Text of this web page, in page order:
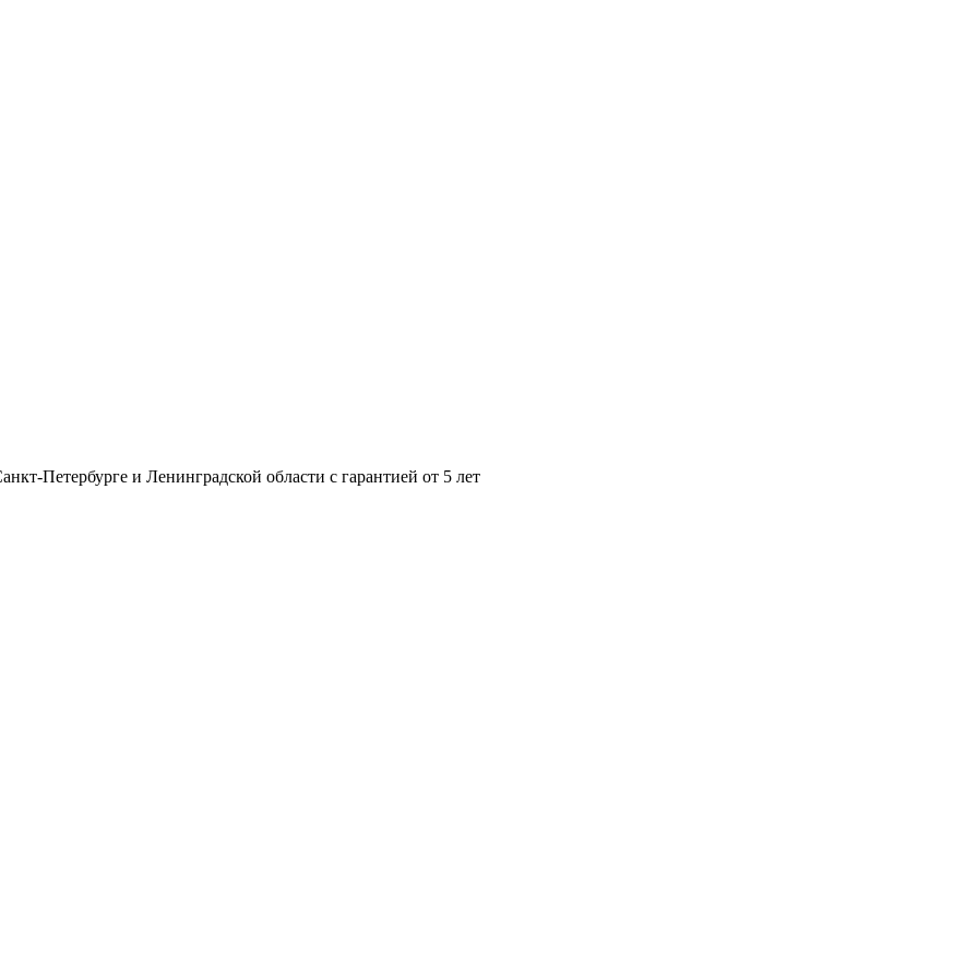
Петербурге и Ленинградской области с гарантией от 5 лет